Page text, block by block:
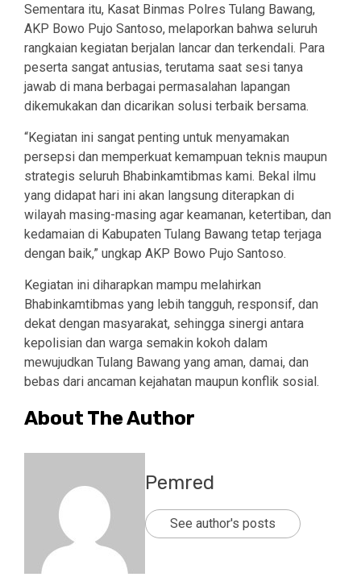
Sementara itu, Kasat Binmas Polres Tulang Bawang,
AKP Bowo Pujo Santoso, melaporkan bahwa seluruh
rangkaian kegiatan berjalan lancar dan terkendali. Para
peserta sangat antusias, terutama saat sesi tanya
jawab di mana berbagai permasalahan lapangan
dikemukakan dan dicarikan solusi terbaik bersama.
“Kegiatan ini sangat penting untuk menyamakan
persepsi dan memperkuat kemampuan teknis maupun
strategis seluruh Bhabinkamtibmas kami. Bekal ilmu
yang didapat hari ini akan langsung diterapkan di
wilayah masing-masing agar keamanan, ketertiban, dan
kedamaian di Kabupaten Tulang Bawang tetap terjaga
dengan baik,” ungkap AKP Bowo Pujo Santoso.
Kegiatan ini diharapkan mampu melahirkan
Bhabinkamtibmas yang lebih tangguh, responsif, dan
dekat dengan masyarakat, sehingga sinergi antara
kepolisian dan warga semakin kokoh dalam
mewujudkan Tulang Bawang yang aman, damai, dan
bebas dari ancaman kejahatan maupun konflik sosial.
About The Author
Pemred
See author's posts